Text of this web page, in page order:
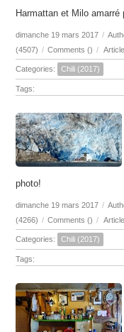
Harmattan et Milo
dimanche 19 mars 2017 /
(4507) / Comments () /
Categories: Chili (2017)
Tags:
photo!
dimanche 19 mars 2017 /
(4266) / Comments () /
Categories: Chili (2017)
Tags: